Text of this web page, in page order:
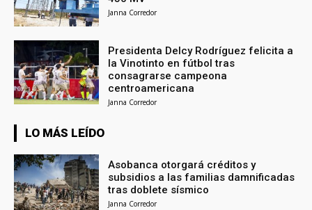
Janna Corredor
Presidenta Delcy Rodríguez felicita a
la Vinotinto en fútbol tras
consagrarse campeona
centroamericana
Janna Corredor
LO MÁS LEÍDO
Asobanca otorgará créditos y
subsidios a las familias damnificadas
tras doblete sísmico
Janna Corredor